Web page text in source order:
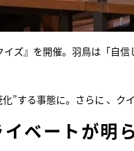
ズ』を開催。羽鳥は「自
”する事態に。さらに 、ク
ベートが明